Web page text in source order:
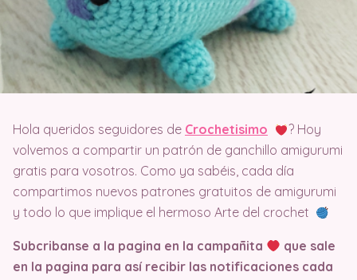
Hola queridos seguidores de Crochetisimo
? Hoy
volvemos a compartir un patrón de ganchillo amigurumi
gratis para vosotros. Como ya sabéis, cada día
compartimos nuevos patrones gratuitos de amigurumi
y todo lo que implique el hermoso Arte del crochet
Subcribanse a la pagina en la campañita
que sale
en la pagina para así recibir las notificaciones cada